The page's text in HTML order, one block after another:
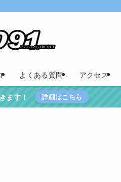
よくある質問 アクセス
ます！ 詳細はこちら